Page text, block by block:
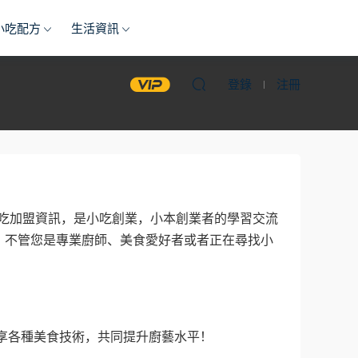
吃配方 生活資訊
登錄 注冊
加盟資訊，是小吃創業，小本創業者的學習交流
管您是專業廚師、美食愛好者或者正在尋找小
種美食技術，共同提升廚藝水平！